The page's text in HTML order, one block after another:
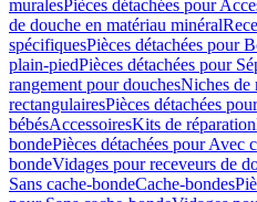
muralesPièces détachées pour
de douche en matériau minéral
spécifiquesPièces détachées pour
plain-piedPièces détachées pour
rangement pour douchesNiches de
rectangulairesPièces détachées
bébésAccessoiresKits de réparation
bondePièces détachées pour Avec
bondeVidages pour receveurs de
Sans cache-bondeCache-bondes